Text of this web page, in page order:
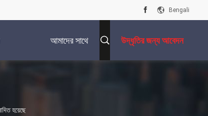
Bengali
আমাদের সাথে উদ্ধৃতির জন্য আবেদন
হয়েছে